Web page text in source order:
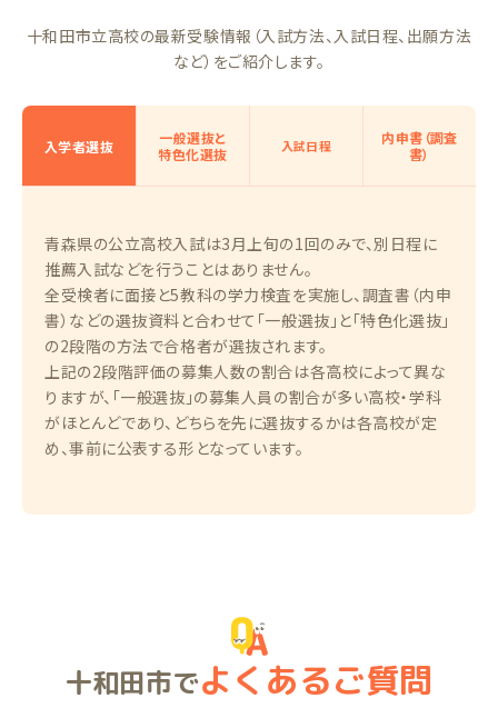
十和田市立高校の最新受験情報（入試方法、入試日程、出願方法
など）をご紹介します。
入学者選抜
一般選抜と
特色化選抜
入試日程
内申書（調査
書）
青森県の公立高校入試は3月上旬の1回のみで、別日程に
推薦入試などを行うことはありません。
全受検者に面接と5教科の学力検査を実施し、調査書（内申
書）などの選抜資料と合わせて「一般選抜」と「特色化選抜」
の2段階の方法で合格者が選抜されます。
上記の2段階評価の募集人数の割合は各高校によって異な
りますが、「一般選抜」の募集人員の割合が多い高校・学科
がほとんどであり、どちらを先に選抜するかは各高校が定
め、事前に公表する形となっています。
十和田市でよくあるご質問